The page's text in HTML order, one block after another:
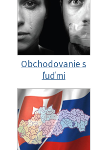
Obchodovanie s
ľuďmi